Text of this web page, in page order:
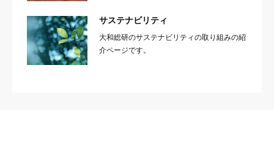
サステナビリティ
大和総研のサステナビリティの取り組みの紹
介ページです。